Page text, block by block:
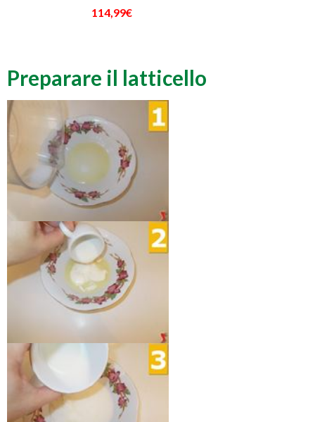
114,99€
Preparare il latticello